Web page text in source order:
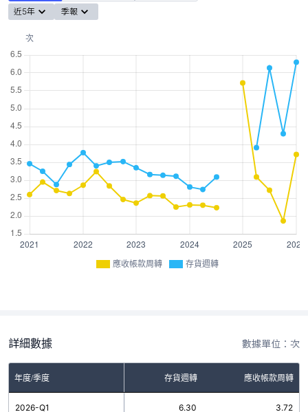
近5年 季報
應收帳款周轉 存貨週轉
詳細數據 數據單位：次
年度/季度 存貨週轉 應收帳款周轉
2026-Q1 6.30 3.72